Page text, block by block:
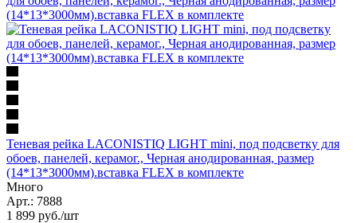
Теневая рейка LACONISTIQ LIGHT mini, под подсветку для
обоев, панелей, керамог., Черная анодированная, размер
(14*13*3000мм).вставка FLEX в комплекте
Много
Арт.: 7888
1 899 руб./шт